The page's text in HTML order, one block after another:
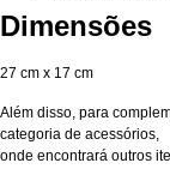
Dimensões
27 cm x 17 cm
Além disso, para
categoria de acessórios
onde encontrará outros ite